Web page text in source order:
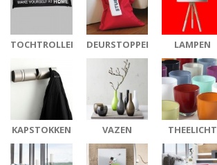
TOCHTROLLEN DEURSTOPPERS LAMPEN
KAPSTOKKEN VAZEN THEELICHT